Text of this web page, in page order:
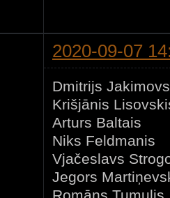
2020-09-07
Dmitrijs
Krišjānis
Arturs
Niks
Vjačeslavs
Jegors
Romāns